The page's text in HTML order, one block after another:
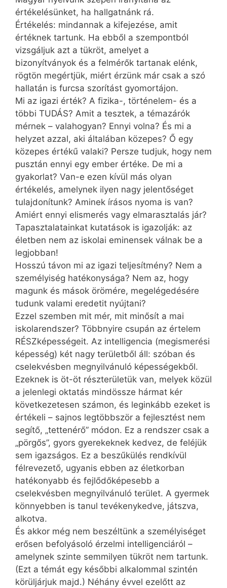
értékelésünket, ha hallgatnánk rá.
Értékelés: mindannak a kifejezése, amit
értéknek tartunk. Ha ebből a szempontból
vizsgáljuk azt a tükröt, amelyet a
bizonyítványok és a felmérők tartanak elénk,
rögtön megértjük, miért érzünk már csak a szó
hallatán is furcsa szorítást gyomortájon.
Mi az igazi érték? A fizika-, történelem- és a
többi TUDÁS? Amit a tesztek, a témazárók
mérnek – valahogyan? Ennyi volna? És mi a
helyzet azzal, aki általában közepes? Ő egy
közepes értékű valaki? Persze tudjuk, hogy nem
pusztán ennyi egy ember értéke. De mi a
gyakorlat? Van-e ezen kívül más olyan
értékelés, amelynek ilyen nagy jelentőséget
tulajdonítunk? Aminek írásos nyoma is van?
Amiért ennyi elismerés vagy elmarasztalás jár?
Tapasztalatainkat kutatások is igazolják: az
életben nem az iskolai eminensek válnak be a
legjobban!
Hosszú távon mi az igazi teljesítmény? Nem a
személyiség hatékonysága? Nem az, hogy
magunk és mások örömére, megelégedésére
tudunk valami eredetit nyújtani?
Ezzel szemben mit mér, mit minősít a mai
iskolarendszer? Többnyire csupán az értelem
RÉSZképességeit. Az intelligencia (megismerési
képesség) két nagy területből áll: szóban és
cselekvésben megnyilvánuló képességekből.
Ezeknek is öt-öt részterületük van, melyek közül
a jelenlegi oktatás mindössze hármat kér
következetesen számon, és leginkább ezeket is
értékeli – sajnos legtöbbször a fejlesztést nem
segítő, „tettenérő” módon. Ez a rendszer csak a
„pörgős”, gyors gyerekeknek kedvez, de feléjük
sem igazságos. Ez a beszűkülés rendkívül
félrevezető, ugyanis ebben az életkorban
hatékonyabb és fejlődőképesebb a
cselekvésben megnyilvánuló terület. A gyermek
könnyebben is tanul tevékenykedve, játszva,
alkotva.
És akkor még nem beszéltünk a személyiséget
erősen befolyásoló érzelmi intelligenciáról –
amelynek szinte semmilyen tükröt nem tartunk.
(Ezt a témát egy későbbi alkalommal szintén
körüljárjuk majd.) Néhány évvel ezelőtt az